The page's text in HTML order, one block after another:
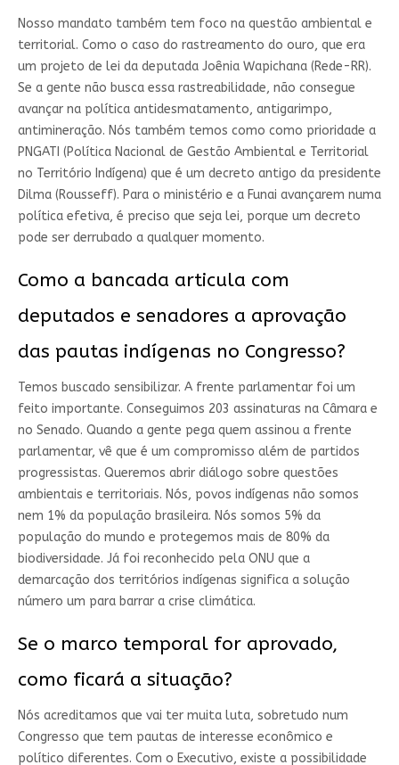
Nosso mandato também tem foco na questão ambiental e
territorial. Como o caso do rastreamento do ouro, que era
um projeto de lei da deputada Joênia Wapichana (Rede-RR).
Se a gente não busca essa rastreabilidade, não consegue
avançar na política antidesmatamento, antigarimpo,
antimineração. Nós também temos como como prioridade a
PNGATI (Política Nacional de Gestão Ambiental e Territorial
no Território Indígena) que é um decreto antigo da presidente
Dilma (Rousseff). Para o ministério e a Funai avançarem numa
política efetiva, é preciso que seja lei, porque um decreto
pode ser derrubado a qualquer momento.
Como a bancada articula com
deputados e senadores a aprovação
das pautas indígenas no Congresso?
Temos buscado sensibilizar. A frente parlamentar foi um
feito importante. Conseguimos 203 assinaturas na Câmara e
no Senado. Quando a gente pega quem assinou a frente
parlamentar, vê que é um compromisso além de partidos
progressistas. Queremos abrir diálogo sobre questões
ambientais e territoriais. Nós, povos indígenas não somos
nem 1% da população brasileira. Nós somos 5% da
população do mundo e protegemos mais de 80% da
biodiversidade. Já foi reconhecido pela ONU que a
demarcação dos territórios indígenas significa a solução
número um para barrar a crise climática.
Se o marco temporal for aprovado,
como ficará a situação?
Nós acreditamos que vai ter muita luta, sobretudo num
Congresso que tem pautas de interesse econômico e
político diferentes. Com o Executivo, existe a possibilidade